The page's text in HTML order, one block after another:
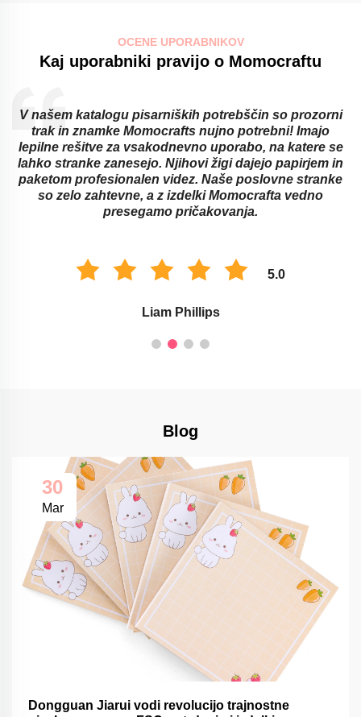
OCENE UPORABNIKOV
Kaj uporabniki pravijo o Momocraftu
V našem katalogu pisarniških potrebščin so prozorni
trak in znamke Momocrafts nujno potrebni! Imajo
lepilne rešitve za vsakodnevno uporabo, na katere se
lahko stranke zanesejo. Njihovi žigi dajejo papirjem in
paketom profesionalen videz. Naše poslovne stranke
so zelo zahtevne, a z izdelki Momocrafta vedno
presegamo pričakovanja.
5.0
Liam Phillips
Blog
30
Mar
Dongguan Jiarui vodi revolucijo trajnostne